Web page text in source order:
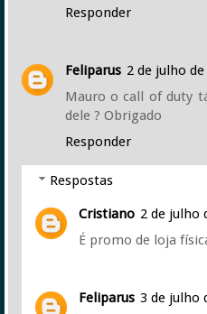
Responder
Feliparus 2 de julho de
Mauro o call of duty
dele ? Obrigado
Responder
Respostas
Cristiano 2 de julho
É promo de loja
Feliparus 3 de julho